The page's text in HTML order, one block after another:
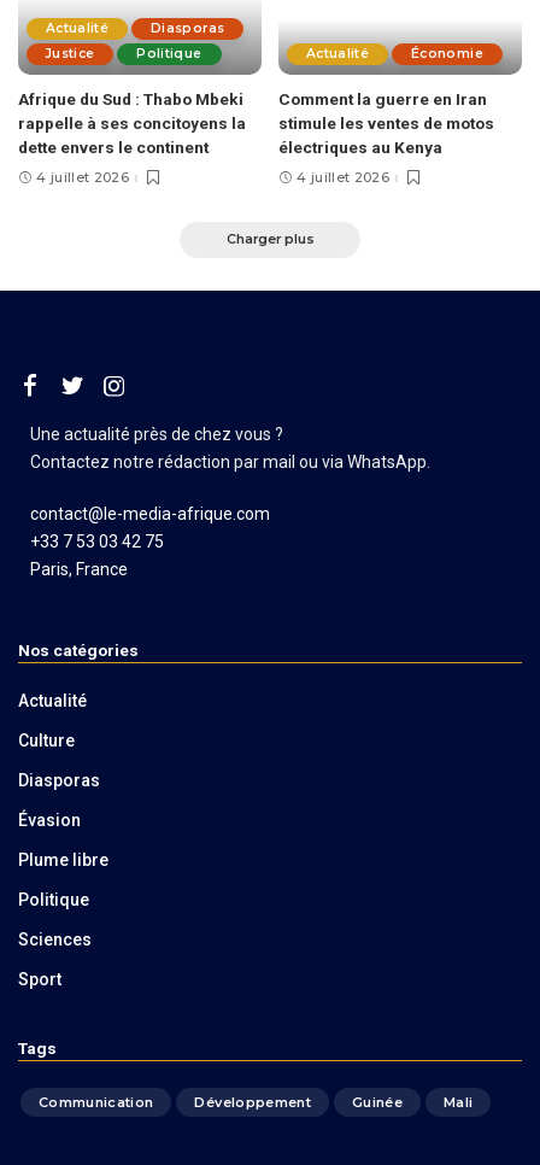
Actualité
Diasporas
Justice
Politique
Afrique du Sud : Thabo Mbeki
rappelle à ses concitoyens la
dette envers le continent
4 juillet 2026
Actualité Économie
Comment la guerre en Iran
stimule les ventes de motos
électriques au Kenya
4 juillet 2026
Charger plus
Une actualité près de chez vous ?
Contactez notre rédaction par mail ou via WhatsApp.
contact@le-media-afrique.com
+33 7 53 03 42 75
Paris, France
Nos catégories
Actualité
Culture
Diasporas
Évasion
Plume libre
Politique
Sciences
Sport
Tags
Communication Développement Guinée Mali